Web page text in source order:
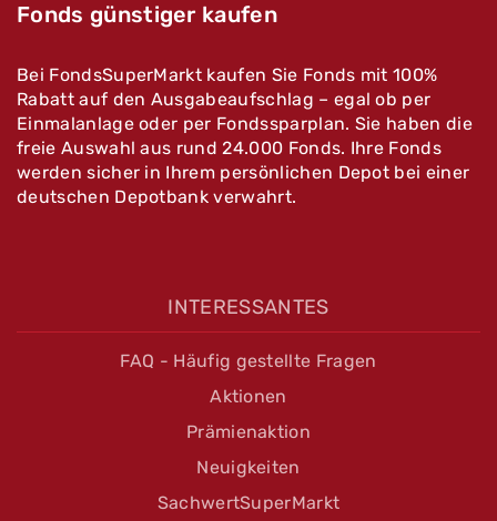
Fonds günstiger kaufen
Bei FondsSuperMarkt kaufen Sie Fonds mit 100%
Rabatt auf den Ausgabeaufschlag – egal ob per
Einmalanlage oder per Fondssparplan. Sie haben die
freie Auswahl aus rund 24.000 Fonds. Ihre Fonds
werden sicher in Ihrem persönlichen Depot bei einer
deutschen Depotbank verwahrt.
INTERESSANTES
FAQ - Häufig gestellte Fragen
Aktionen
Prämienaktion
Neuigkeiten
SachwertSuperMarkt